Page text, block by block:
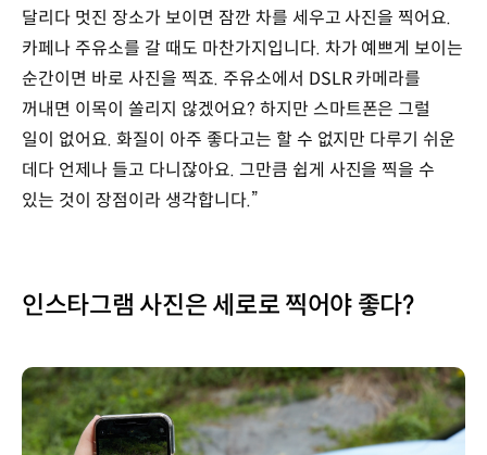
달리다 멋진 장소가 보이면 잠깐 차를 세우고 사진을 찍어요.
카페나 주유소를 갈 때도 마찬가지입니다. 차가 예쁘게 보이는
순간이면 바로 사진을 찍죠. 주유소에서 DSLR 카메라를
꺼내면 이목이 쏠리지 않겠어요? 하지만 스마트폰은 그럴
일이 없어요. 화질이 아주 좋다고는 할 수 없지만 다루기 쉬운
데다 언제나 들고 다니잖아요. 그만큼 쉽게 사진을 찍을 수
있는 것이 장점이라 생각합니다.”
인스타그램 사진은 세로로 찍어야 좋다?